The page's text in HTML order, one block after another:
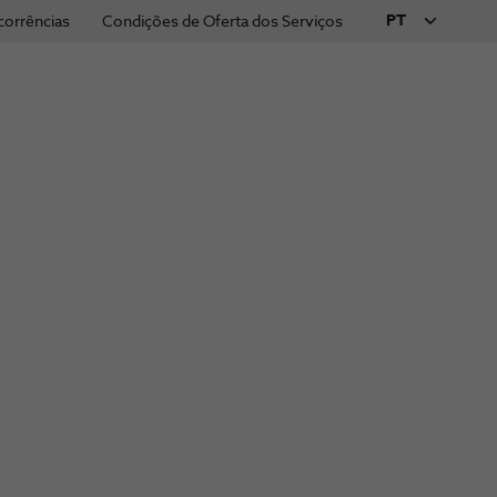
Condições de Oferta dos Serviços PT